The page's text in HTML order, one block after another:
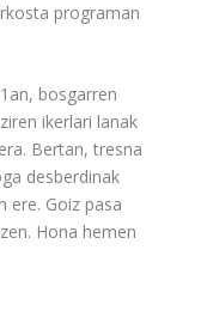
programan
bosgarren
ikerlari lanak
Bertan, tresna
desberdinak
ere. Goiz pasa
Hona hemen